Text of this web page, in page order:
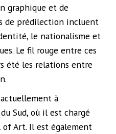
graphique et de
de prédilection incluent
le nationalisme et
Le fil rouge entre ces
été les relations entre
à
Sud, où il est chargé
of Art. Il est également